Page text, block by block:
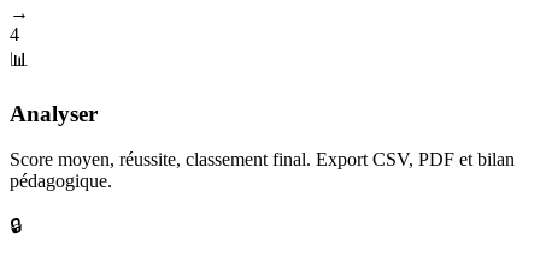
→
4
📊
Analyser
Score moyen, réussite, classement final. Export CSV, PDF et bilan
pédagogique.
🔒